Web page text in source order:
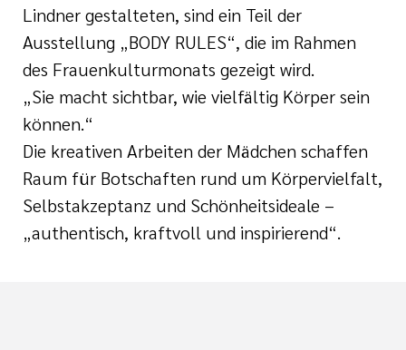
Lindner gestalteten, sind ein Teil der
Ausstellung „BODY RULES“, die im Rahmen
des Frauenkulturmonats gezeigt wird.
„Sie macht sichtbar, wie vielfältig Körper sein
können.“
Die kreativen Arbeiten der Mädchen schaffen
Raum für Botschaften rund um Körpervielfalt,
Selbstakzeptanz und Schönheitsideale –
„authentisch, kraftvoll und inspirierend“.